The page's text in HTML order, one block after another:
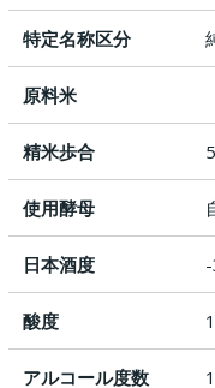
特定名称区分
原料米
精米歩合
使用酵母
日本酒度
酸度
アルコール度数